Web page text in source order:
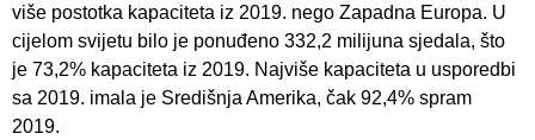
više postotka kapaciteta iz 2019. nego Zapadna Europa. U
cijelom svijetu bilo je ponuđeno 332,2 milijuna sjedala, što
je 73,2% kapaciteta iz 2019. Najviše kapaciteta u usporedbi
sa 2019. imala je Središnja Amerika, čak 92,4% spram
2019.